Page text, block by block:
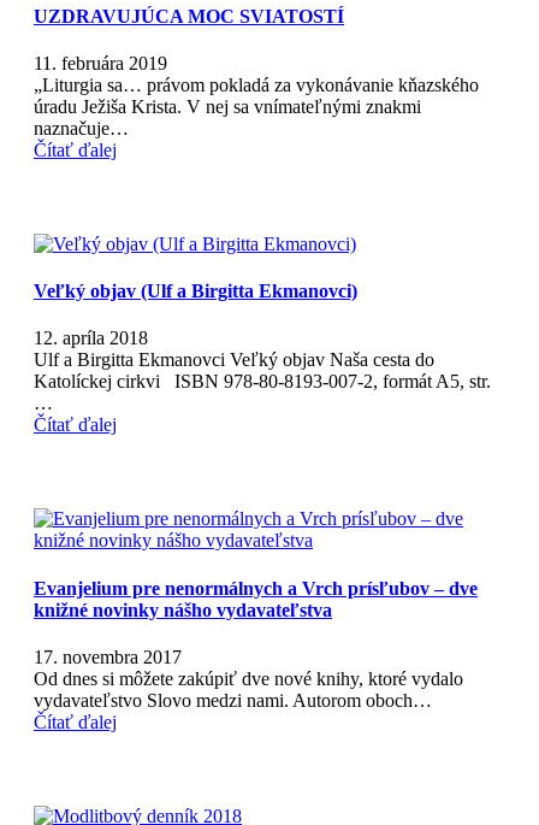
UZDRAVUJÚCA MOC SVIATOSTÍ
11. februára 2019
„Liturgia sa… právom pokladá za vykonávanie kňazského
úradu Ježiša Krista. V nej sa vnímateľnými znakmi
naznačuje…
Čítať ďalej
Veľký objav (Ulf a Birgitta Ekmanovci)
12. apríla 2018
Ulf a Birgitta Ekmanovci Veľký objav Naša cesta do
Katolíckej cirkvi ISBN 978-80-8193-007-2, formát A5, str.
…
Čítať ďalej
Evanjelium pre nenormálnych a Vrch prísľubov – dve
knižné novinky nášho vydavateľstva
17. novembra 2017
Od dnes si môžete zakúpiť dve nové knihy, ktoré vydalo
vydavateľstvo Slovo medzi nami. Autorom oboch…
Čítať ďalej